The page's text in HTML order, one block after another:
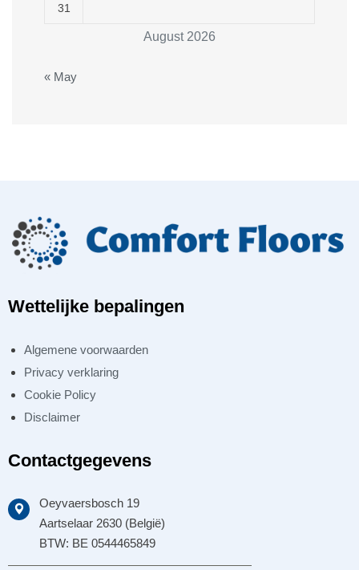
August 2026
31
« May
Wettelijke bepalingen
Algemene voorwaarden
Privacy verklaring
Cookie Policy
Disclaimer
Contactgegevens
Oeyvaersbosch 19
Aartselaar 2630 (België)
BTW: BE 0544465849